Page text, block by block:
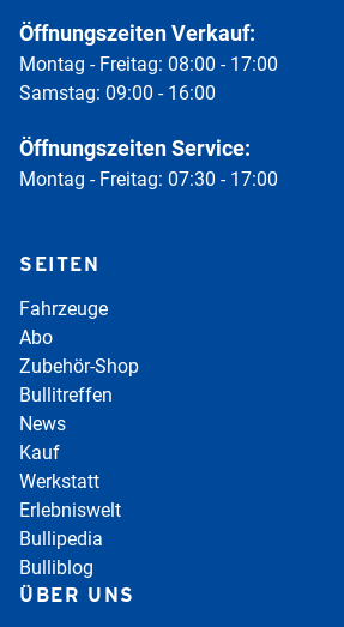
Öffnungszeiten Verkauf:
Montag - Freitag: 08:00 - 17:00
Samstag: 09:00 - 16:00
Öffnungszeiten Service:
Montag - Freitag: 07:30 - 17:00
SEITEN
Fahrzeuge
Abo
Zubehör-Shop
Bullitreffen
News
Kauf
Werkstatt
Erlebniswelt
Bullipedia
Bulliblog
ÜBER UNS